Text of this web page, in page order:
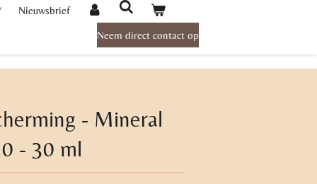
Nieuwsbrief
Neem direct contact op
- Mineral
- 30 ml